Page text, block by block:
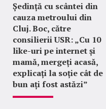
Ședință cu scântei din
cauza metroului din
Cluj. Boc, către
consilierii USR: „Cu 10
like-uri pe internet și
mamă, mergeți acasă,
explicați la soție cât de
bun ați fost astăzi”